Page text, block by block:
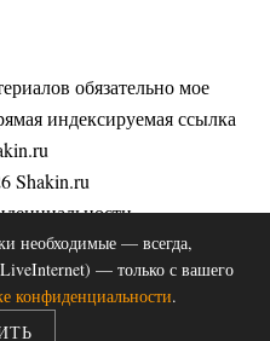
обязательно мое
индексируемая ссылка
Shakin.ru
соглашение
данных
оказание услуг
необходимые — всегда,
— только с вашего
конфиденциальности.